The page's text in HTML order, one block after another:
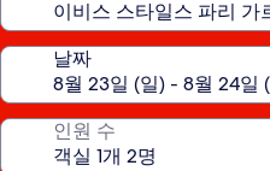
날짜
인원 수